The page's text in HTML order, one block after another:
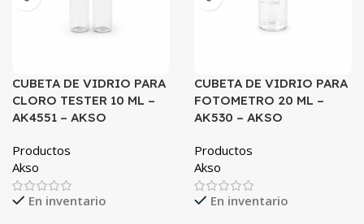
CUBETA DE VIDRIO PARA
CLORO TESTER 10 ML –
AK4551 – AKSO
Productos
Akso
En inventario
CUBETA DE VIDRIO PARA
FOTOMETRO 20 ML –
AK530 – AKSO
Productos
Akso
En inventario